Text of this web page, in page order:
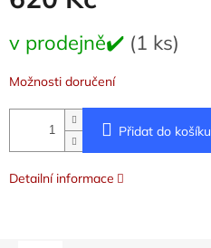
cena:
v prodejně✔️ (1 ks)
Možnosti doručení
Přidat do košíku
Detailní informace